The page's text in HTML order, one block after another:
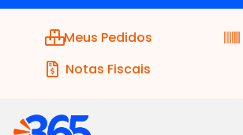
Meus Pedidos
Notas Fiscais